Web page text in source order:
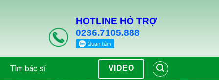
HOTLINE HỖ TRỢ
0236.7105.888
Tìm bác sĩ VIDEO